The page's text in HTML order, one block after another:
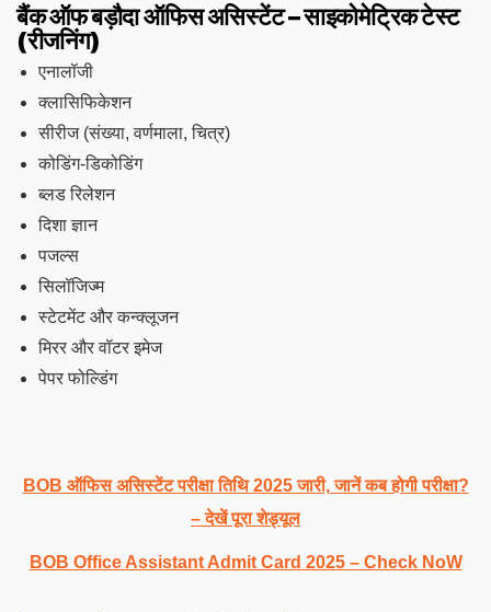
बैंक ऑफ बड़ौदा ऑफिस असिस्टेंट – साइकोमेट्रिक टेस्ट
(रीजनिंग)
एनालॉजी
क्लासिफिकेशन
सीरीज (संख्या, वर्णमाला, चित्र)
कोडिंग-डिकोडिंग
ब्लड रिलेशन
दिशा ज्ञान
पजल्स
सिलॉजिज्म
स्टेटमेंट और कन्क्लूजन
मिरर और वॉटर इमेज
पेपर फोल्डिंग
BOB ऑफिस असिस्टेंट परीक्षा तिथि 2025 जारी, जानें कब होगी परीक्षा?
– देखें पूरा शेड्यूल
BOB Office Assistant Admit Card 2025 – Check NoW